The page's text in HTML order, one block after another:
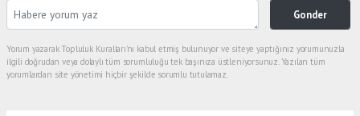
Gonder
Yorum yazarak Topluluk Kuralları’nı kabul etmiş bulunuyor ve siteye yaptığınız yorumunuzla
ilgili doğrudan veya dolaylı tüm sorumluluğu tek başınıza üstleniyorsunuz. Yazılan tüm
yorumlardan site yönetimi hiçbir şekilde sorumlu tutulamaz.